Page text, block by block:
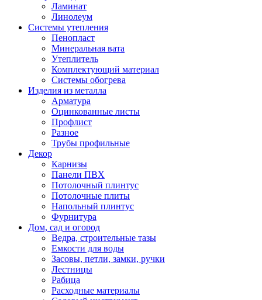
Ламинат
Линолеум
Системы утепления
Пенопласт
Минеральная вата
Утеплитель
Комплектующий материал
Системы обогрева
Изделия из металла
Арматура
Оцинкованные листы
Профлист
Разное
Трубы профильные
Декор
Карнизы
Панели ПВХ
Потолочный плинтус
Потолочные плиты
Напольный плинтус
Фурнитура
Дом, сад и огород
Ведра, строительные тазы
Емкости для воды
Засовы, петли, замки, ручки
Лестницы
Рабица
Расходные материалы